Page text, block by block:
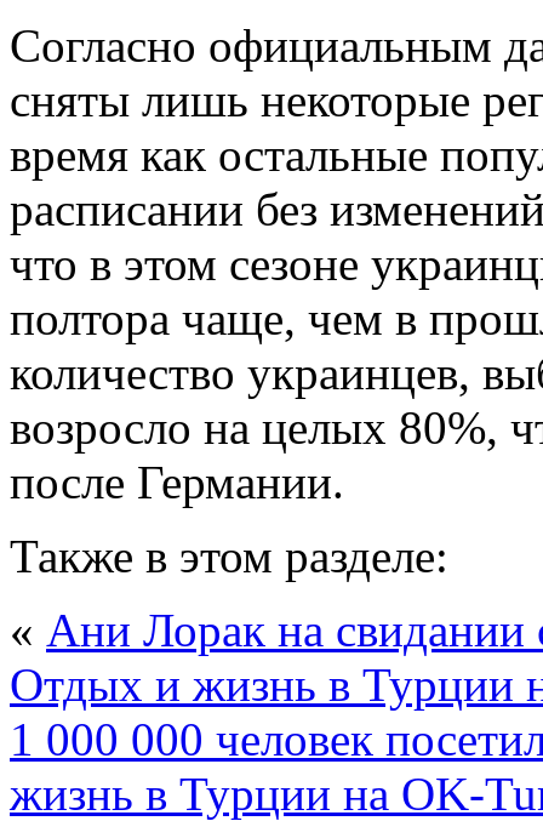
Согласно официальным
сняты лишь некоторые
время как остальные
расписании без
что в этом сезоне
полтора чаще, чем в
количество украинцев,
возросло на целых 80%,
после Германии.
Также в этом разделе:
« Ани Лорак на
Отдых и жизнь в Турции
1 000 000 человек
жизнь в Турции на OK-